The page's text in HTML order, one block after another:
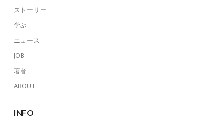
ストーリー
学ぶ
ニュース
JOB
著者
ABOUT
INFO